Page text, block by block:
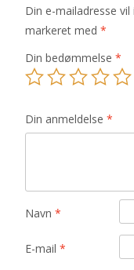
Din e-mailadresse
markeret med *
Din bedømmelse *
Din anmeldelse *
Navn *
E-mail *